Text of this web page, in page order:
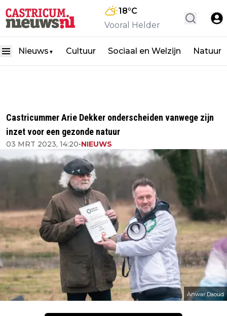
18°C
Vooral Helder
Nieuws ▼ Cultuur Sociaal en Welzijn Natuur
Castricummer Arie Dekker onderscheiden vanwege zijn
inzet voor een gezonde natuur
03 MRT 2023, 14:20•NIEUWS
Anwar Daoud